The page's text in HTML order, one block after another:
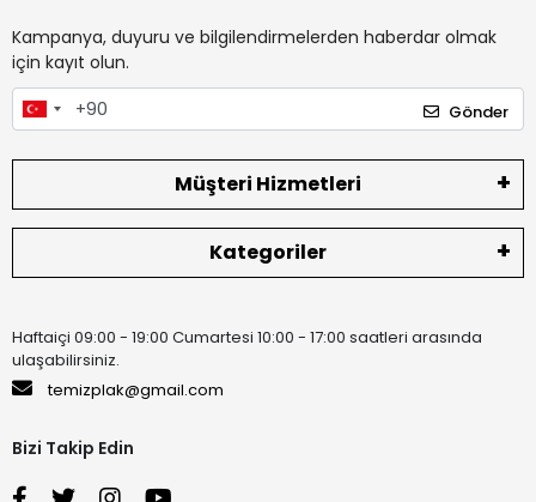
Kampanya, duyuru ve bilgilendirmelerden haberdar olmak
için kayıt olun.
Gönder
Müşteri Hizmetleri
Kategoriler
Haftaiçi 09:00 - 19:00 Cumartesi 10:00 - 17:00 saatleri arasında
ulaşabilirsiniz.
temizplak@gmail.com
Bizi Takip Edin